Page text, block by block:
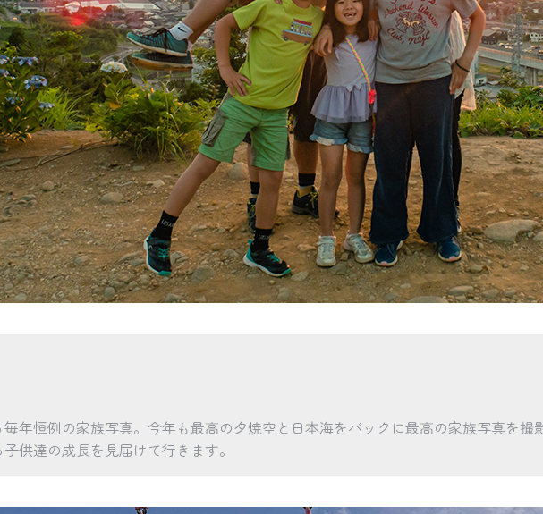
年恒例の家族写真。今年も最高の夕焼空と日本海をバックに最高の家族写真を
供達の成長を見届けて行きます。